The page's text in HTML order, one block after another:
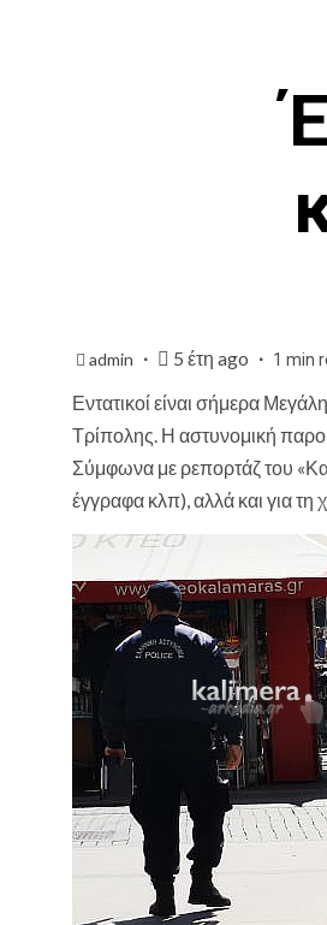
admin 5 έτη ago 1 min
Εντατικοί είναι σήμερα
Τρίπολης. Η αστυνομική
Σύμφωνα με ρεπορτάζ του
έγγραφα κλπ), αλλά και για τη